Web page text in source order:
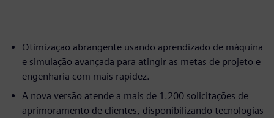
Otimização abrangente usando aprendizado de máquina
e simulação avançada para atingir as metas de projeto e
engenharia com mais rapidez.
A nova versão atende a mais de 1.200 solicitações de
aprimoramento de clientes, disponibilizando tecnologias